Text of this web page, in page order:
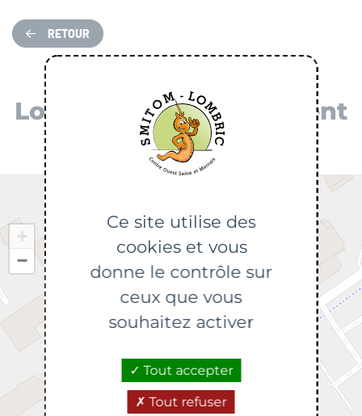
RETOUR
Localiser mon évènement
+
−
Ce site utilise des
cookies et vous
donne le contrôle sur
ceux que vous
souhaitez activer
Tout accepter
Tout refuser